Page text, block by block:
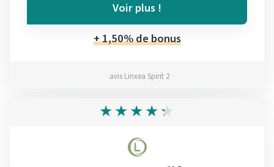
Voir plus !
+ 1,50% de bonus
avis Linxea Spirit 2